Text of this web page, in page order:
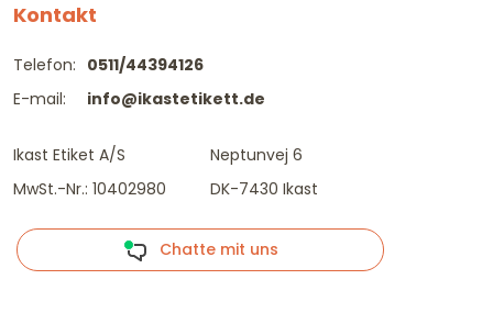
Kontakt
Telefon:
E-mail:
0511/44394126
info@ikastetikett.de
Ikast Etiket A/S
MwSt.-Nr.: 10402980
Neptunvej 6
DK-7430 Ikast
Chatte mit uns